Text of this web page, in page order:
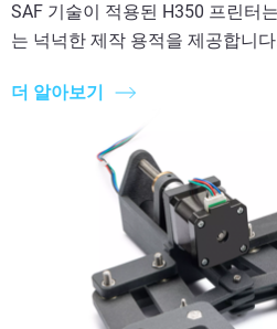
SAF 기술이 적용된 H350 프린터
는 넉넉한 제작 용적을 제공합니
더 알아보기